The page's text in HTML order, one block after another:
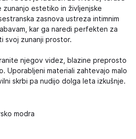
zunanjo estetiko in življenjske
zasnova ustreza intimnim
kar ga naredi perfekten za
svoj zunanji prostor.
njegov videz, blazine preprosto
Uporabljeni materiali zahtevajo malo
skrbi pa nudijo dolga leta izkušnje.
modra